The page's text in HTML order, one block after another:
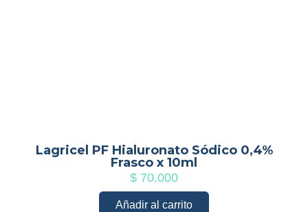
Lagricel PF Hialuronato Sódico 0,4%
Frasco x 10ml
$ 70.000
Añadir al carrito